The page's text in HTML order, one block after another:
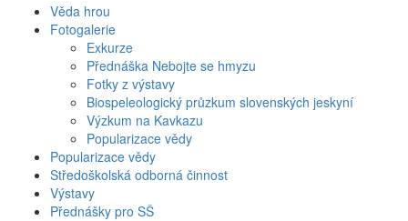
Věda hrou
Fotogalerie
Exkurze
Přednáška Nebojte se hmyzu
Fotky z výstavy
Biospeleologický průzkum slovenských jeskyní
Výzkum na Kavkazu
Popularizace vědy
Popularizace vědy
Středoškolská odborná činnost
Výstavy
Přednášky pro SŠ